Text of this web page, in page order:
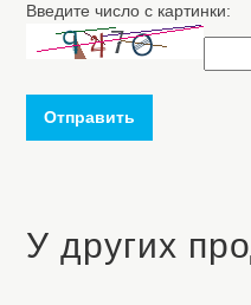
Введите число с картинки:
Отправить
У других